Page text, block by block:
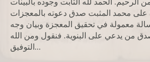
على محمد المثبت صدق دعوته بالمعجزات
معمولة في تحقيق المعجزة وبيان وجه
من يدعي على البنوية. فنقول ومن الله
التوفیق...